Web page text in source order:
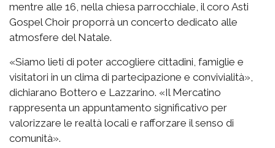
mentre alle 16, nella chiesa parrocchiale, il coro Asti
Gospel Choir proporrà un concerto dedicato alle
atmosfere del Natale.
«Siamo lieti di poter accogliere cittadini, famiglie e
visitatori in un clima di partecipazione e convivialità»,
dichiarano Bottero e Lazzarino. «Il Mercatino
rappresenta un appuntamento significativo per
valorizzare le realtà locali e rafforzare il senso di
comunità».